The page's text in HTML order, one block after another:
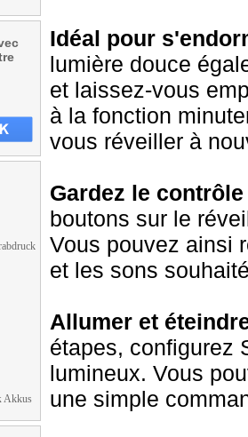
Akkus
Idéal pour
lumière douce
et laissez-vous
à la fonction
vous réveiller à
Gardez le
boutons sur le
Vous pouvez ainsi
et les sons
Allumer et
étapes, configurez
lumineux. Vous
une simple